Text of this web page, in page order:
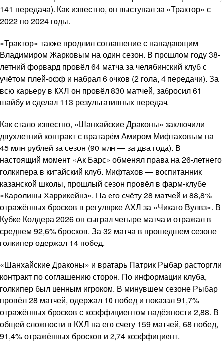
141 передача). Как известно, он выступал за «Трактор» с
2022 по 2024 годы.
«Трактор» также продлил соглашение с нападающим
Владимиром Жарковым на один сезон. В прошлом году 38-
летний форвард провёл 64 матча за челябинский клуб с
учётом плей-офф и набрал 6 очков (2 гола, 4 передачи). За
всю карьеру в КХЛ он провёл 830 матчей, забросил 61
шайбу и сделал 113 результативных передач.
Как стало известно, «Шанхайские Драконы» заключили
двухлетний контракт с вратарём Амиром Мифтаховым на
45 млн рублей за сезон (90 млн — за два года). В
настоящий момент «Ак Барс» обменял права на 26-летнего
голкипера в китайский клуб. Мифтахов — воспитанник
казанской школы, прошлый сезон провёл в фарм-клубе
«Каролины Харрикейнз». На его счёту 28 матчей и 88,8%
отражённых бросков в регулярке АХЛ за «Чикаго Вулвз». В
Кубке Колдера 2026 он сыграл четыре матча и отражал в
среднем 92,6% бросков. За 32 матча в прошедшем сезоне
голкипер одержал 14 побед.
«Шанхайские Драконы» и вратарь Патрик Рыбар расторгли
контракт по соглашению сторон. По информации клуба,
голкипер был ценным игроком. В минувшем сезоне Рыбар
провёл 28 матчей, одержал 10 побед и показал 91,7%
отражённых бросков с коэффициентом надёжности 2,88. В
общей сложности в КХЛ на его счету 159 матчей, 68 побед,
91,4% отражённых бросков и 2,74 коэффициент.